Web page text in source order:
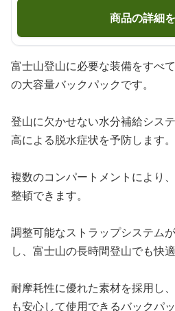
商品の詳細
富士山登山に必要な装備をすべ
の大容量バックパックです。
登山に欠かせない水分補給シス
高による脱水症状を予防します。
複数のコンパートメントにより
整頓できます。
調整可能なストラップシステム
し、富士山の長時間登山でも快
耐摩耗性に優れた素材を採用し
も安心して使用できるバックパッ